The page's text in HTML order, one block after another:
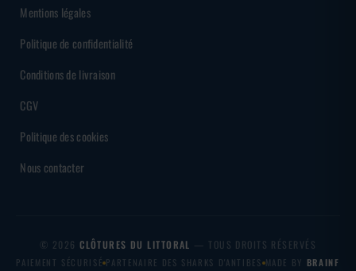
Mentions légales
Politique de confidentialité
Conditions de livraison
CGV
Politique des cookies
Nous contacter
© 2026CLÔTURES DU LITTORAL — TOUS DROITS RÉSERVÉS
PAIEMENT SÉCURISÉ PARTENAIRE DES SHARKS D'ANTIBES MADE BY BRAINF